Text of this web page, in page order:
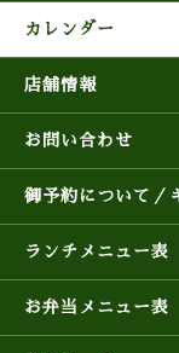
カレンダー
店舗情報
お問い合わせ
御予約について／
ランチメニュー
お弁当メニュー表